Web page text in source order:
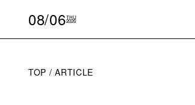
08/06THU
2026
TOP ARTICLE